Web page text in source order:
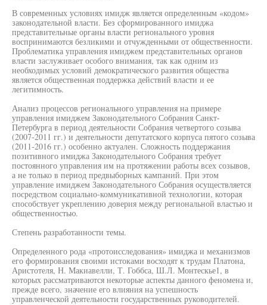
В современных условиях имидж является определенным «кодом»
законодательной власти. Без сформированного имиджа
представительные органы власти регионального уровня
воспринимаются безликими и отчужденными от общественности.
Проблематика управления имиджем представительных органов
власти заслуживает особого внимания, так как одним из
необходимых условий демократического развития общества
является общественная поддержка действий власти и ее
легитимность.
Анализ процессов регионального управления на примере
управления имиджем Законодательного Собрания Санкт-
Петербурга в период деятельности Собрания четвертого созыва
(2007-2011 гг.) и деятельности депутатского корпуса пятого созыва
(2011-2016 гг.) особенно актуален. Сложность поддержания
позитивного имиджа Законодательного Собрания требует
постоянного управления им на протяжении работы всех созывов,
а не только в период предвыборных кампаний. При этом
управление имиджем Законодательного Собрания осуществляется
посредством социально-коммуникативной технологии, которая
способствует укреплению доверия между региональной властью и
общественностью.
Степень разработанности темы.
Определенного рода «протоисследования» имиджа и механизмов
его формирования своими истоками восходят к трудам Платона,
Аристотеля, Н. Макиавелли, Т. Гоббса, Ш.Л. Монтескье1, в
которых рассматриваются некоторые аспекты данного феномена и,
прежде всего, значение его влияния на успешность
управленческой деятельности государственных руководителей.